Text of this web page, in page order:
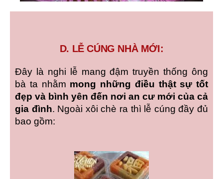
D. LỄ CÚNG NHÀ MỚI:
Đây là nghi lễ mang đậm truyền thống ông
bà ta nhằm mong những điều thật sự tốt
đẹp và bình yên đến nơi an cư mới của cả
gia đình. Ngoài xôi chè ra thì lễ cúng đầy đủ
bao gồm: